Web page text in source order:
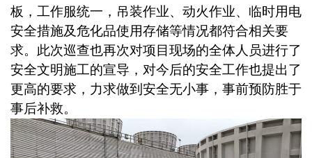
板，工作服统一，吊装作业、动火作业、临时用电
安全措施及危化品使用存储等情况都符合相关要
求。此次巡查也再次对项目现场的全体人员进行了
安全文明施工的宣导，对今后的安全工作也提出了
更高的要求，力求做到安全无小事，事前预防胜于
事后补救。